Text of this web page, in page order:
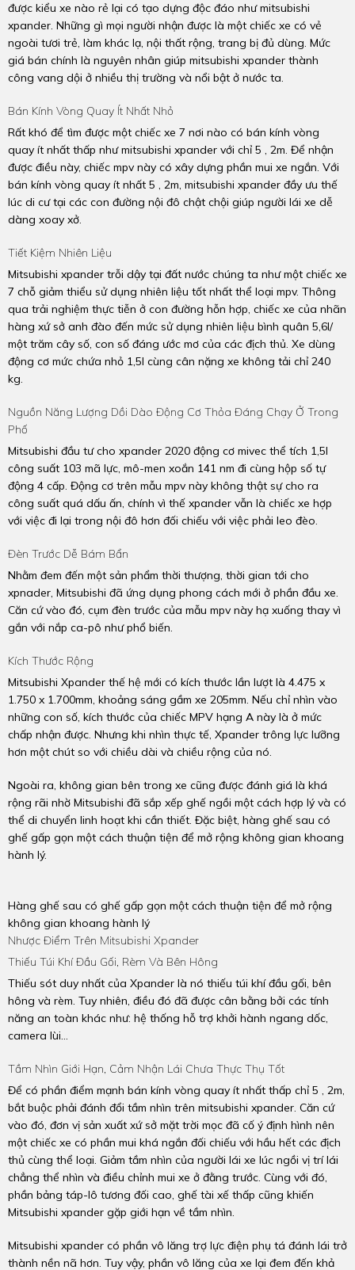
được kiểu xe nào rẻ lại có tạo dựng độc đáo như mitsubishi
xpander. Những gì mọi người nhận được là một chiếc xe có vẻ
ngoài tươi trẻ, làm khác lạ, nội thất rộng, trang bị đủ dùng. Mức
giá bán chính là nguyên nhân giúp mitsubishi xpander thành
công vang dội ở nhiều thị trường và nổi bật ở nước ta.
Bán Kính Vòng Quay Ít Nhất Nhỏ
Rất khó để tìm được một chiếc xe 7 nơi nào có bán kính vòng
quay ít nhất thấp như mitsubishi xpander với chỉ 5 , 2m. Để nhận
được điều này, chiếc mpv này có xây dựng phần mui xe ngắn. Với
bán kính vòng quay ít nhất 5 , 2m, mitsubishi xpander đầy ưu thế
lúc di cư tại các con đường nội đô chật chội giúp người lái xe dễ
dàng xoay xở.
Tiết Kiệm Nhiên Liệu
Mitsubishi xpander trỗi dậy tại đất nước chúng ta như một chiếc xe
7 chỗ giảm thiểu sử dụng nhiên liệu tốt nhất thể loại mpv. Thông
qua trải nghiệm thực tiễn ở con đường hỗn hợp, chiếc xe của nhãn
hàng xứ sở anh đào đến mức sử dụng nhiên liệu bình quân 5,6l/
một trăm cây số, con số đáng ước mơ của các địch thủ. Xe dùng
động cơ mức chứa nhỏ 1,5l cùng cân nặng xe không tải chỉ 240
kg.
Nguồn Năng Lượng Dồi Dào Động Cơ Thỏa Đáng Chạy Ở Trong
Phố
Mitsubishi đầu tư cho xpander 2020 động cơ mivec thể tích 1,5l
công suất 103 mã lực, mô-men xoắn 141 nm đi cùng hộp số tự
động 4 cấp. Động cơ trên mẫu mpv này không thật sự cho ra
công suất quá dấu ấn, chính vì thế xpander vẫn là chiếc xe hợp
với việc đi lại trong nội đô hơn đối chiếu với việc phải leo đèo.
Đèn Trước Dễ Bám Bẩn
Nhằm đem đến một sản phẩm thời thượng, thời gian tới cho
xpnader, Mitsubishi đã ứng dụng phong cách mới ở phần đầu xe.
Căn cứ vào đó, cụm đèn trước của mẫu mpv này hạ xuống thay vì
gắn với nắp ca-pô như phổ biến.
Kích Thước Rộng
Mitsubishi Xpander thế hệ mới có kích thước lần lượt là 4.475 x
1.750 x 1.700mm, khoảng sáng gầm xe 205mm. Nếu chỉ nhìn vào
những con số, kích thước của chiếc MPV hạng A này là ở mức
chấp nhận được. Nhưng khi nhìn thực tế, Xpander trông lực lưỡng
hơn một chút so với chiều dài và chiều rộng của nó.
Ngoài ra, không gian bên trong xe cũng được đánh giá là khá
rộng rãi nhờ Mitsubishi đã sắp xếp ghế ngồi một cách hợp lý và có
thể di chuyển linh hoạt khi cần thiết. Đặc biệt, hàng ghế sau có
ghế gấp gọn một cách thuận tiện để mở rộng không gian khoang
hành lý.
Hàng ghế sau có ghế gấp gọn một cách thuận tiện để mở rộng
không gian khoang hành lý
Nhược Điểm Trên Mitsubishi Xpander
Thiếu Túi Khí Đầu Gối, Rèm Và Bên Hông
Thiếu sót duy nhất của Xpander là nó thiếu túi khí đầu gối, bên
hông và rèm. Tuy nhiên, điều đó đã được cân bằng bởi các tính
năng an toàn khác như: hệ thống hỗ trợ khởi hành ngang dốc,
camera lùi…
Tầm Nhìn Giới Hạn, Cảm Nhận Lái Chưa Thực Thụ Tốt
Để có phần điểm mạnh bán kính vòng quay ít nhất thấp chỉ 5 , 2m,
bắt buộc phải đánh đổi tầm nhìn trên mitsubishi xpander. Căn cứ
vào đó, đơn vị sản xuất xứ sở mặt trời mọc đã cố ý định hình nên
một chiếc xe có phần mui khá ngắn đối chiếu với hầu hết các địch
thủ cùng thể loại. Giảm tầm nhìn của người lái xe lúc ngồi vị trí lái
chẳng thể nhìn và điều chỉnh mui xe ở đằng trước. Cùng với đó,
phần bảng táp-lô tương đối cao, ghế tài xế thấp cũng khiến
Mitsubishi xpander gặp giới hạn về tầm nhìn.
Mitsubishi xpander có phần vô lăng trợ lực điện phụ tá đánh lái trở
thành nền nã hơn. Tuy vậy, phần vô lăng của xe lại đem đến khả